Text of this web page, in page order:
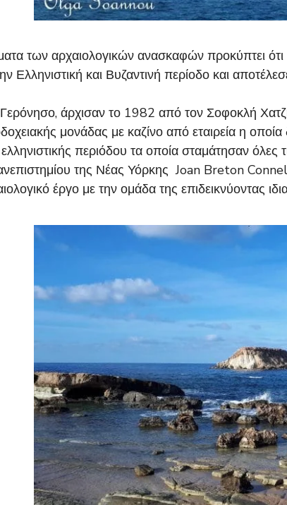
των αρχαιολογικών ανασκαφών προκύπτει
Ελληνιστική και Βυζαντινή περίοδο και
άρχισαν το 1982 από τον Σοφοκλή
μονάδας με καζίνο από εταιρεία η
περιόδου τα οποία σταμάτησαν
της Νέας Υόρκης Joan Breton
έργο με την ομάδα της επιδεικνύοντας